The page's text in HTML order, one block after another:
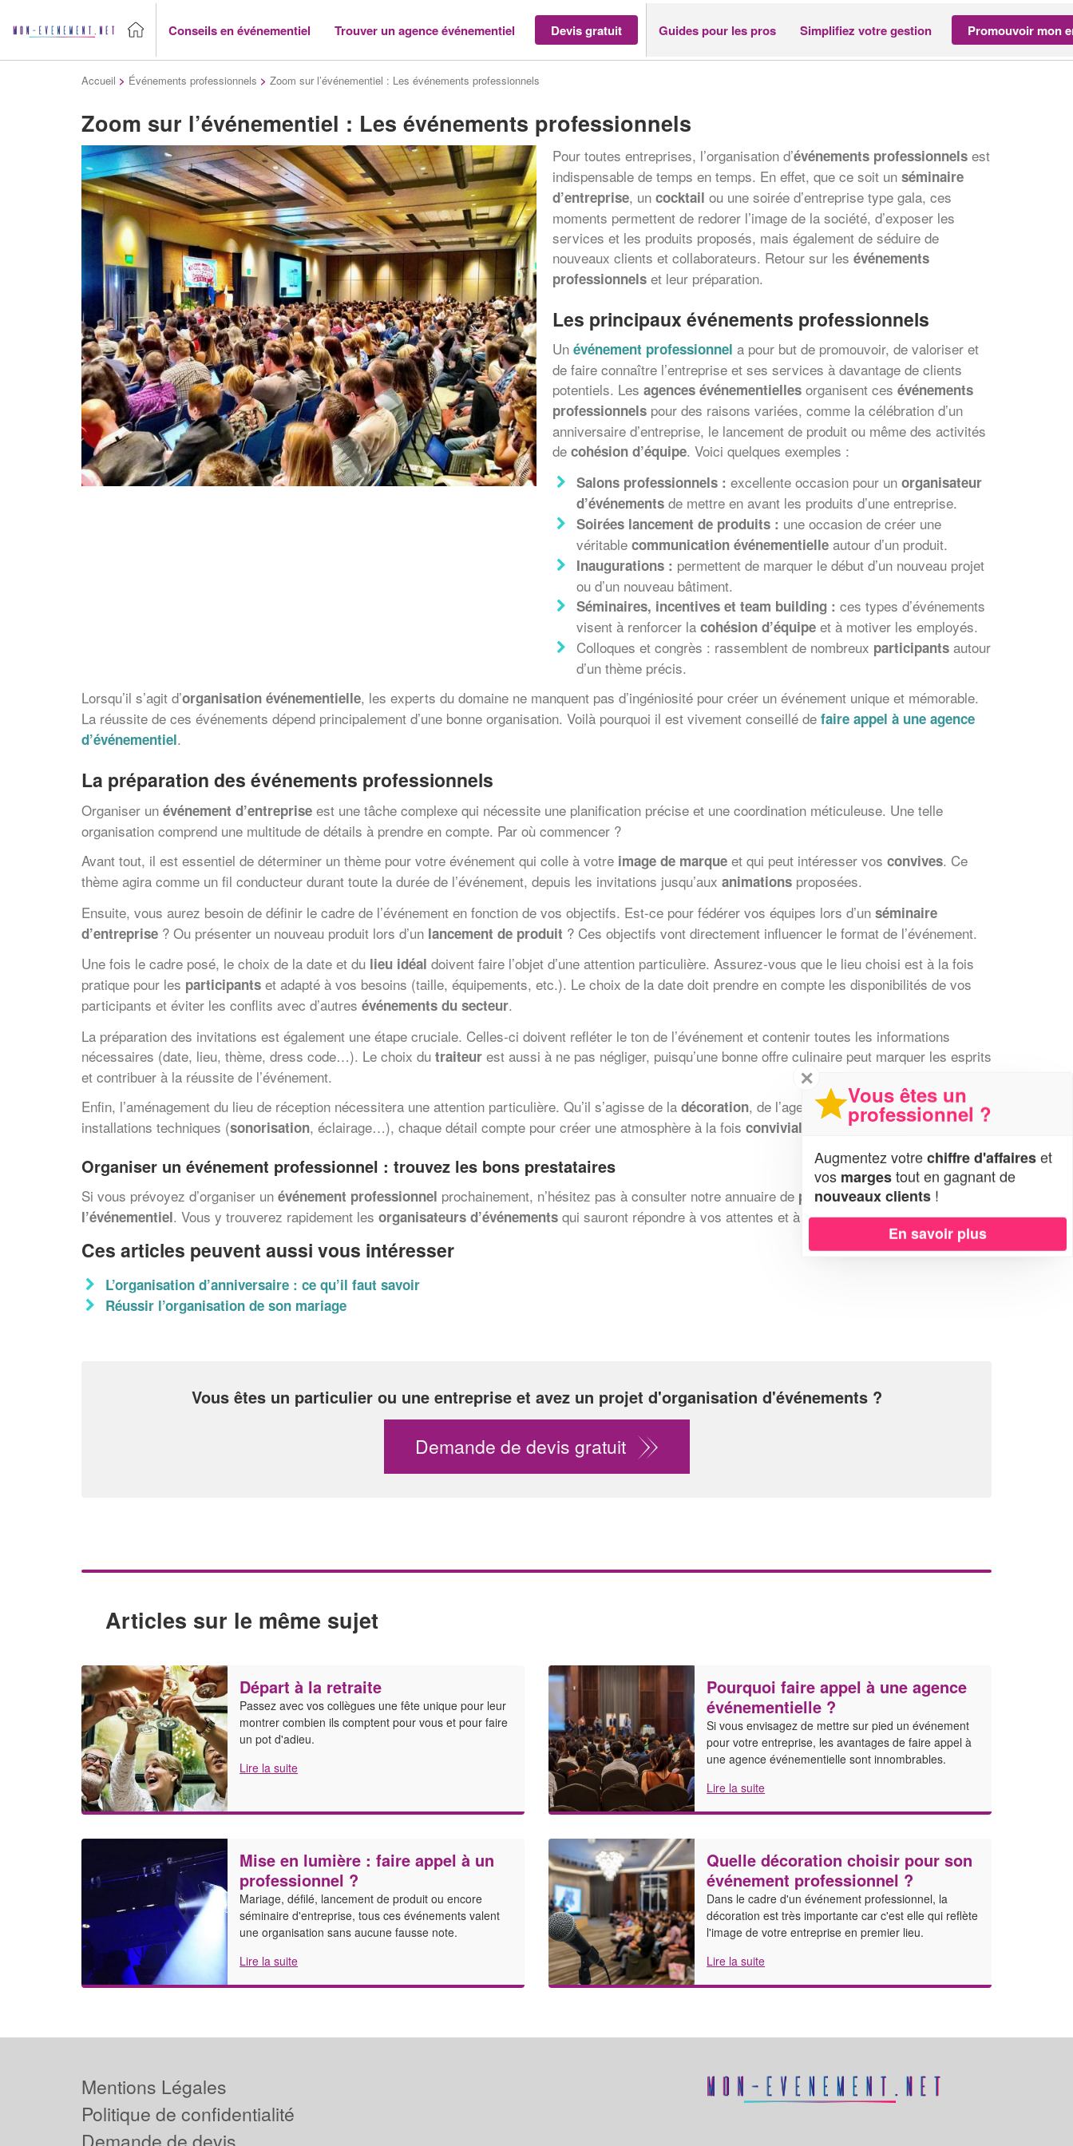
Conseils en événementiel Trouver un agence événementiel Devis gratuit Guides pour les pros Simplifiez votre gestion Promouvoir mon
Accueil > Événements professionnels > Zoom sur l’événementiel : Les événements professionnels
Zoom sur l’événementiel : Les événements professionnels
Pour toutes entreprises, l’organisation d’événements professionnels est
indispensable de temps en temps. En effet, que ce soit un séminaire
d’entreprise, un cocktail ou une soirée d’entreprise type gala, ces
moments permettent de redorer l’image de la société, d’exposer les
services et les produits proposés, mais également de séduire de
nouveaux clients et collaborateurs. Retour sur les événements
professionnels et leur préparation.
Les principaux événements professionnels
Un événement professionnel a pour but de promouvoir, de valoriser et
de faire connaître l’entreprise et ses services à davantage de clients
potentiels. Les agences événementielles organisent ces événements
professionnels pour des raisons variées, comme la célébration d’un
anniversaire d’entreprise, le lancement de produit ou même des activités
de cohésion d’équipe. Voici quelques exemples :
Salons professionnels : excellente occasion pour un organisateur
d’événements de mettre en avant les produits d’une entreprise.
Soirées lancement de produits : une occasion de créer une
véritable communication événementielle autour d’un produit.
Inaugurations : permettent de marquer le début d’un nouveau projet
ou d’un nouveau bâtiment.
Séminaires, incentives et team building : ces types d’événements
visent à renforcer la cohésion d’équipe et à motiver les employés.
Colloques et congrès : rassemblent de nombreux participants autour
d’un thème précis.
Lorsqu’il s’agit d’organisation événementielle, les experts du domaine ne manquent pas d’ingéniosité pour créer un événement unique et mémorable.
La réussite de ces événements dépend principalement d’une bonne organisation. Voilà pourquoi il est vivement conseillé de faire appel à une agence
d’événementiel.
La préparation des événements professionnels
Organiser un événement d’entreprise est une tâche complexe qui nécessite une planification précise et une coordination méticuleuse. Une telle
organisation comprend une multitude de détails à prendre en compte. Par où commencer ?
Avant tout, il est essentiel de déterminer un thème pour votre événement qui colle à votre image de marque et qui peut intéresser vos convives. Ce
thème agira comme un fil conducteur durant toute la durée de l’événement, depuis les invitations jusqu’aux animations proposées.
Ensuite, vous aurez besoin de définir le cadre de l’événement en fonction de vos objectifs. Est-ce pour fédérer vos équipes lors d’un séminaire
d’entreprise ? Ou présenter un nouveau produit lors d’un lancement de produit ? Ces objectifs vont directement influencer le format de l’événement.
Une fois le cadre posé, le choix de la date et du lieu idéal doivent faire l’objet d’une attention particulière. Assurez-vous que le lieu choisi est à la fois
pratique pour les participants et adapté à vos besoins (taille, équipements, etc.). Le choix de la date doit prendre en compte les disponibilités de vos
participants et éviter les conflits avec d’autres événements du secteur.
La préparation des invitations est également une étape cruciale. Celles-ci doivent refléter le ton de l’événement et contenir toutes les informations
nécessaires (date, lieu, thème, dress code…). Le choix du traiteur est aussi à ne pas négliger, puisqu’une bonne offre culinaire peut marquer les esprits
et contribuer à la réussite de l’événement.
Enfin, l’aménagement du lieu de réception nécessitera une attention particulière. Qu’il s’agisse de la décoration, de l’agencement des espaces ou des
installations techniques (sonorisation, éclairage…), chaque détail compte pour créer une atmosphère à la fois conviviale et professionnelle.
Organiser un événement professionnel : trouvez les bons prestataires
Si vous prévoyez d’organiser un événement professionnel prochainement, n’hésitez pas à consulter notre annuaire de professionnels de
l’événementiel. Vous y trouverez rapidement les organisateurs d’événements qui sauront répondre à vos attentes et à vos besoins.
Ces articles peuvent aussi vous intéresser
L’organisation d’anniversaire : ce qu’il faut savoir
Réussir l’organisation de son mariage
Vous êtes un particulier ou une entreprise et avez un projet d'organisation d'événements ?
Demande de devis gratuit
Articles sur le même sujet
Départ à la retraite
Passez avec vos collègues une fête unique pour leur
montrer combien ils comptent pour vous et pour faire
un pot d'adieu.
Lire la suite
Pourquoi faire appel à une agence
événementielle ?
Si vous envisagez de mettre sur pied un événement
pour votre entreprise, les avantages de faire appel à
une agence événementielle sont innombrables.
Lire la suite
Mise en lumière : faire appel à un
professionnel ?
Mariage, défilé, lancement de produit ou encore
séminaire d'entreprise, tous ces événements valent
une organisation sans aucune fausse note.
Lire la suite
Quelle décoration choisir pour son
événement professionnel ?
Dans le cadre d'un événement professionnel, la
décoration est très importante car c'est elle qui reflète
l'image de votre entreprise en premier lieu.
Lire la suite
✕
Vous êtes un
professionnel ?
Augmentez votrechiffre d'affaireset
vos margestout en gagnant de
nouveaux clients !
En savoir plus
Mentions Légales
Politique de confidentialité